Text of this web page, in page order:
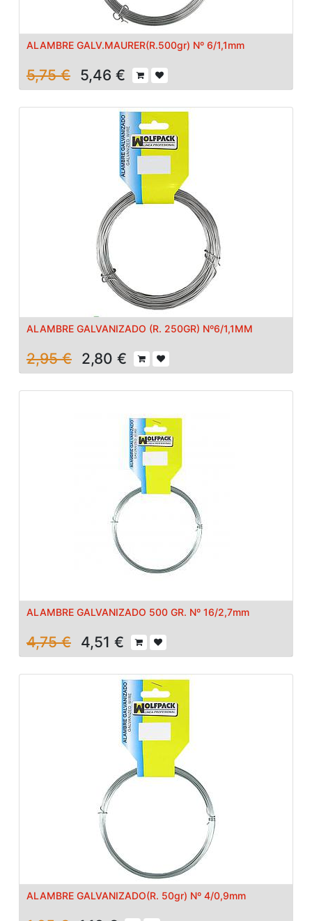
ALAMBRE GALV.MAURER(R.500gr) Nº 6/1,1mm
5,75€ 5,46 €
ALAMBRE GALVANIZADO (R. 250GR) Nº6/1,1MM
2,95€ 2,80 €
ALAMBRE GALVANIZADO 500 GR. Nº 16/2,7mm
4,75€ 4,51 €
ALAMBRE GALVANIZADO(R. 50gr) Nº 4/0,9mm